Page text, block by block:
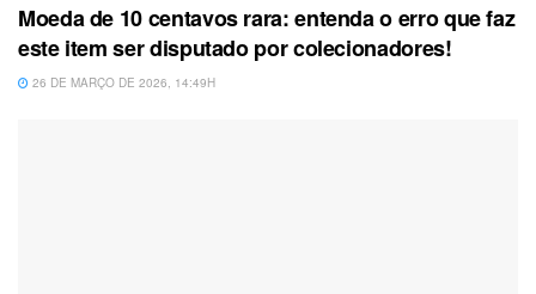
Moeda de 10 centavos rara: entenda o erro que faz
este item ser disputado por colecionadores!
26 DE MARÇO DE 2026, 14:49H